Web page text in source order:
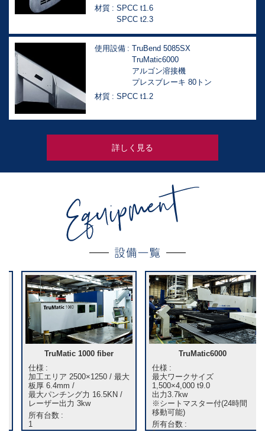
材質
SPCC t1.6
SPCC t2.3
使用設備
TruBend 5085SX
TruMatic6000
アルゴン溶接機
プレスブレーキ 80トン
材質
SPCC t1.2
詳しく見る
TruMatic 1000 fiber
仕様
加工エリア 2500×1250 / 最大
板厚 6.4mm /
最大パンチング力 16.5KN /
レーザー出力 3kw
所有台数
TruMatic6000
仕様
最大ワークサイズ
1,500×4,000 t9.0
出力3.7kw
※シートマスター付(24時間
移動可能)
所有台数
1